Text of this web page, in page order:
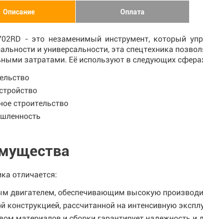
Описание Оплата
- это незаменимый инструмент, который
и универсальности, эта спецтехника
затратами. Её используют в следующих
строительство
отличается:
двигателем, обеспечивающим высокую
конструкцией, рассчитанной на интенсивную